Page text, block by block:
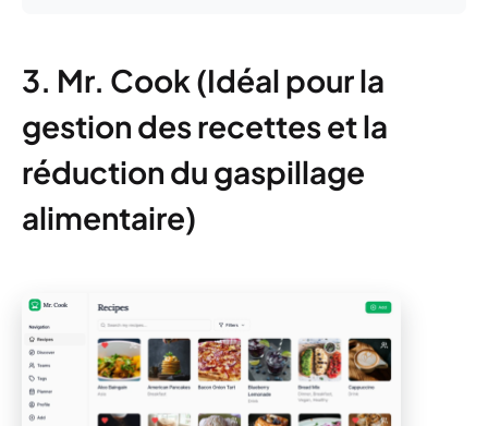
3. Mr. Cook (Idéal pour la
gestion des recettes et la
réduction du gaspillage
alimentaire)